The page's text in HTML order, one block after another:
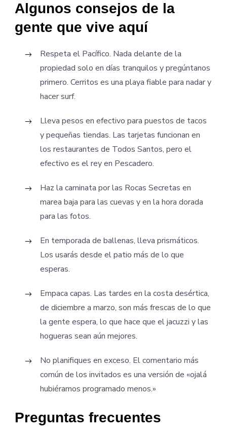
Algunos consejos de la
gente que vive aquí
Respeta el Pacífico. Nada delante de la
propiedad solo en días tranquilos y pregúntanos
primero. Cerritos es una playa fiable para nadar y
hacer surf.
Lleva pesos en efectivo para puestos de tacos
y pequeñas tiendas. Las tarjetas funcionan en
los restaurantes de Todos Santos, pero el
efectivo es el rey en Pescadero.
Haz la caminata por las Rocas Secretas en
marea baja para las cuevas y en la hora dorada
para las fotos.
En temporada de ballenas, lleva prismáticos.
Los usarás desde el patio más de lo que
esperas.
Empaca capas. Las tardes en la costa desértica,
de diciembre a marzo, son más frescas de lo que
la gente espera, lo que hace que el jacuzzi y las
hogueras sean aún mejores.
No planifiques en exceso. El comentario más
común de los invitados es una versión de «ojalá
hubiéramos programado menos.»
Preguntas frecuentes